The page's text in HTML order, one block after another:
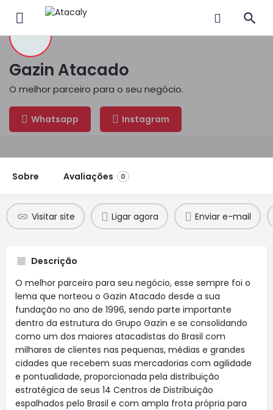
Gazin Atacado
O melhor parceiro para o seu negócio.
Whatsapp Instagram
Sobre Avaliações 0
Visitar site Ligar agora Enviar e-mail
Descrição
O melhor parceiro para seu negócio, esse sempre foi o
lema que norteou o Gazin Atacado desde a sua
fundação no ano de 1996, sendo parte importante
dentro da estrutura do Grupo Gazin e se consolidando
como um dos maiores atacadistas do Brasil com
milhares de clientes nas pequenas, médias e grandes
cidades que recebem suas mercadorias com agilidade
e pontualidade, proporcionada pela distribuição
estratégica de seus 14 Centros de Distribuição
espalhados pelo Brasil e com ampla frota própria para